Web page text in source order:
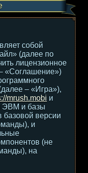
собой
(далее по
лицензионное
«Соглашение»)
– «Игра»),
mrush.mobi и
ЭВМ и базы
версии
и
(не
на